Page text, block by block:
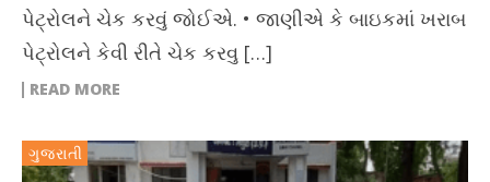
પેટ્રોલને ચેક કરવું જોઈએ. • જાણીએ કે બાઇકમાં ખરાબ
પેટ્રોલને કેવી રીતે ચેક કરવુ […]
READ MORE
ગુજરાતી